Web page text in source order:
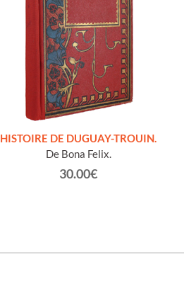
HISTOIRE DE DUGUAY-TROUIN.
De Bona Felix.
30.00€